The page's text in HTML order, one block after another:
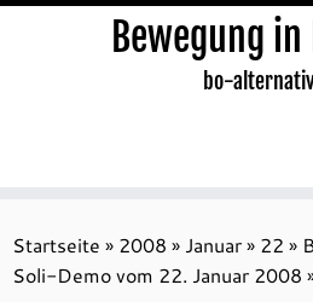
Inhalt
springen
Bewegung
bo-
Startseite » 2008 » Januar» 22 »
Soli-Demo vom 22. Januar 2008